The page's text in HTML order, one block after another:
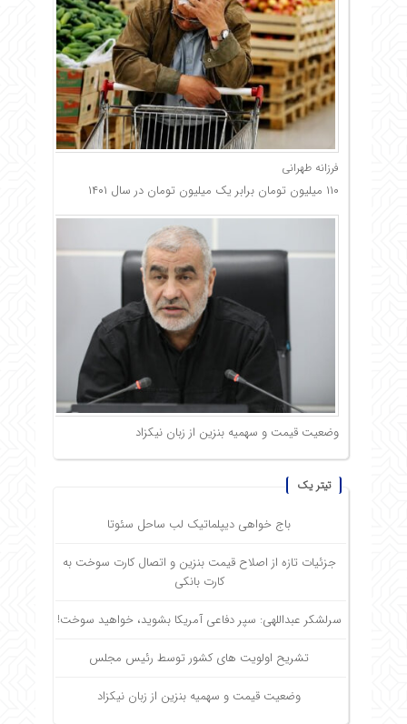
فرزانه طهرانی
۱۱۰ میلیون تومان برابر یک میلیون تومان در سال ۱۴۰۱
وضعیت قیمت و سهمیه بنزین از زبان نیکزاد
تیتر یک
باج خواهی دیپلماتیک لب ساحل سئوتا
جزئیات تازه از اصلاح قیمت بنزین و اتصال کارت سوخت به
کارت بانکی
سرلشکر عبداللهی: سپر دفاعی آمریکا بشوید، خواهید سوخت!
تشریح اولویت های کشور توسط رئیس مجلس
وضعیت قیمت و سهمیه بنزین از زبان نیکزاد